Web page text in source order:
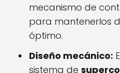
mecanismo de
para mantenerlos
óptimo.
Diseño mecánico:
sistema de